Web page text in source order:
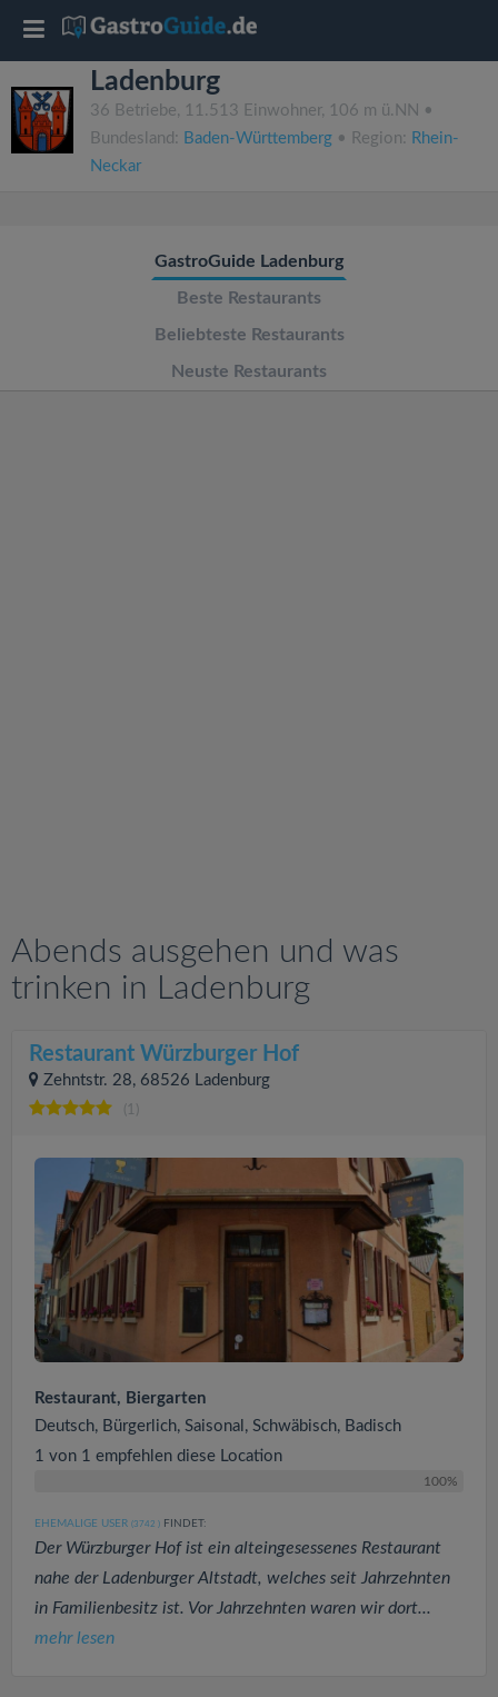
Ladenburg
36 Betriebe, 11.513 Einwohner, 106 m ü.NN •
Bundesland: Baden-Württemberg • Region: Rhein-
Neckar
GastroGuide Ladenburg
Beste Restaurants
Beliebteste Restaurants
Neuste Restaurants
Abends ausgehen und was
trinken in Ladenburg
Restaurant Würzburger Hof
Zehntstr. 28, 68526 Ladenburg
(1)
Restaurant, Biergarten
Deutsch, Bürgerlich, Saisonal, Schwäbisch, Badisch
1 von 1 empfehlen diese Location
100%
EHEMALIGE USER (3742 ) FINDET:
Der Würzburger Hof ist ein alteingesessenes Restaurant
nahe der Ladenburger Altstadt, welches seit Jahrzehnten
in Familienbesitz ist. Vor Jahrzehnten waren wir dort...
mehr lesen
T
o
g